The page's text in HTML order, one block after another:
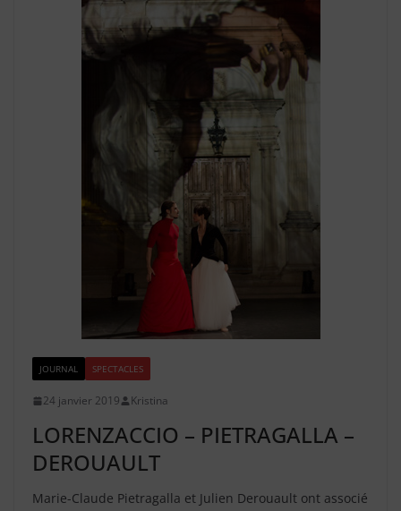
JOURNAL SPECTACLES
24 janvier 2019 Kristina
LORENZACCIO – PIETRAGALLA –
DEROUAULT
Marie-Claude Pietragalla et Julien Derouault ont associé